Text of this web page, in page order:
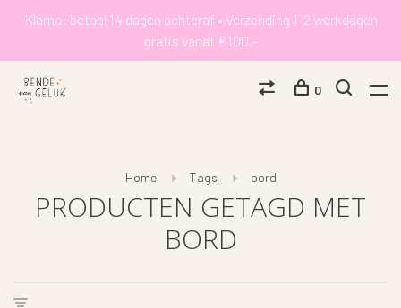
Klarna: betaal 14 dagen achteraf • Verzending 1-2 werkdagen
gratis vanaf €100,-
0
Home Tags bord
PRODUCTEN GETAGD MET
BORD